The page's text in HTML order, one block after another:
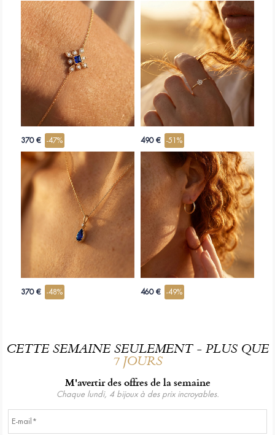
370 € -47% 490 € -51%
370 € -48% 460 € -49%
CETTE SEMAINE SEULEMENT - PLUS QUE
7 JOURS
M'avertir des offres de la semaine
Chaque lundi, 4 bijoux à des prix incroyables.